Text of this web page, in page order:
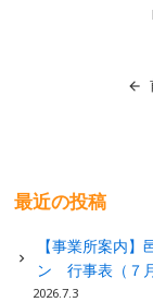
最近の投稿
【事業所案内
ン 行事表（７
2026.7.3